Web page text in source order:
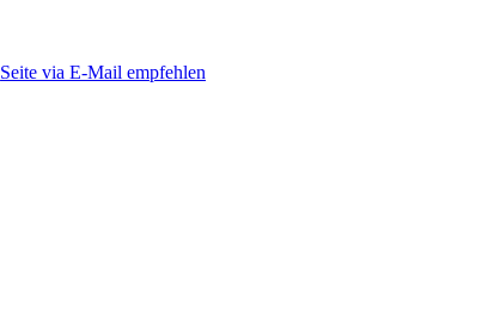
Seite via E-Mail empfehlen